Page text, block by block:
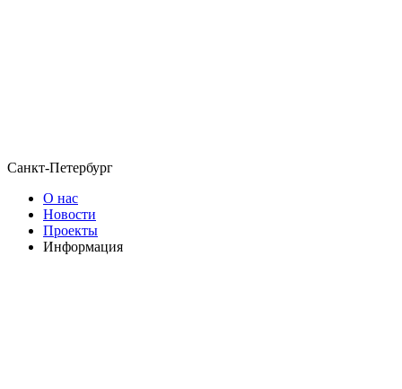
Санкт-Петербург
О нас
Новости
Проекты
Информация